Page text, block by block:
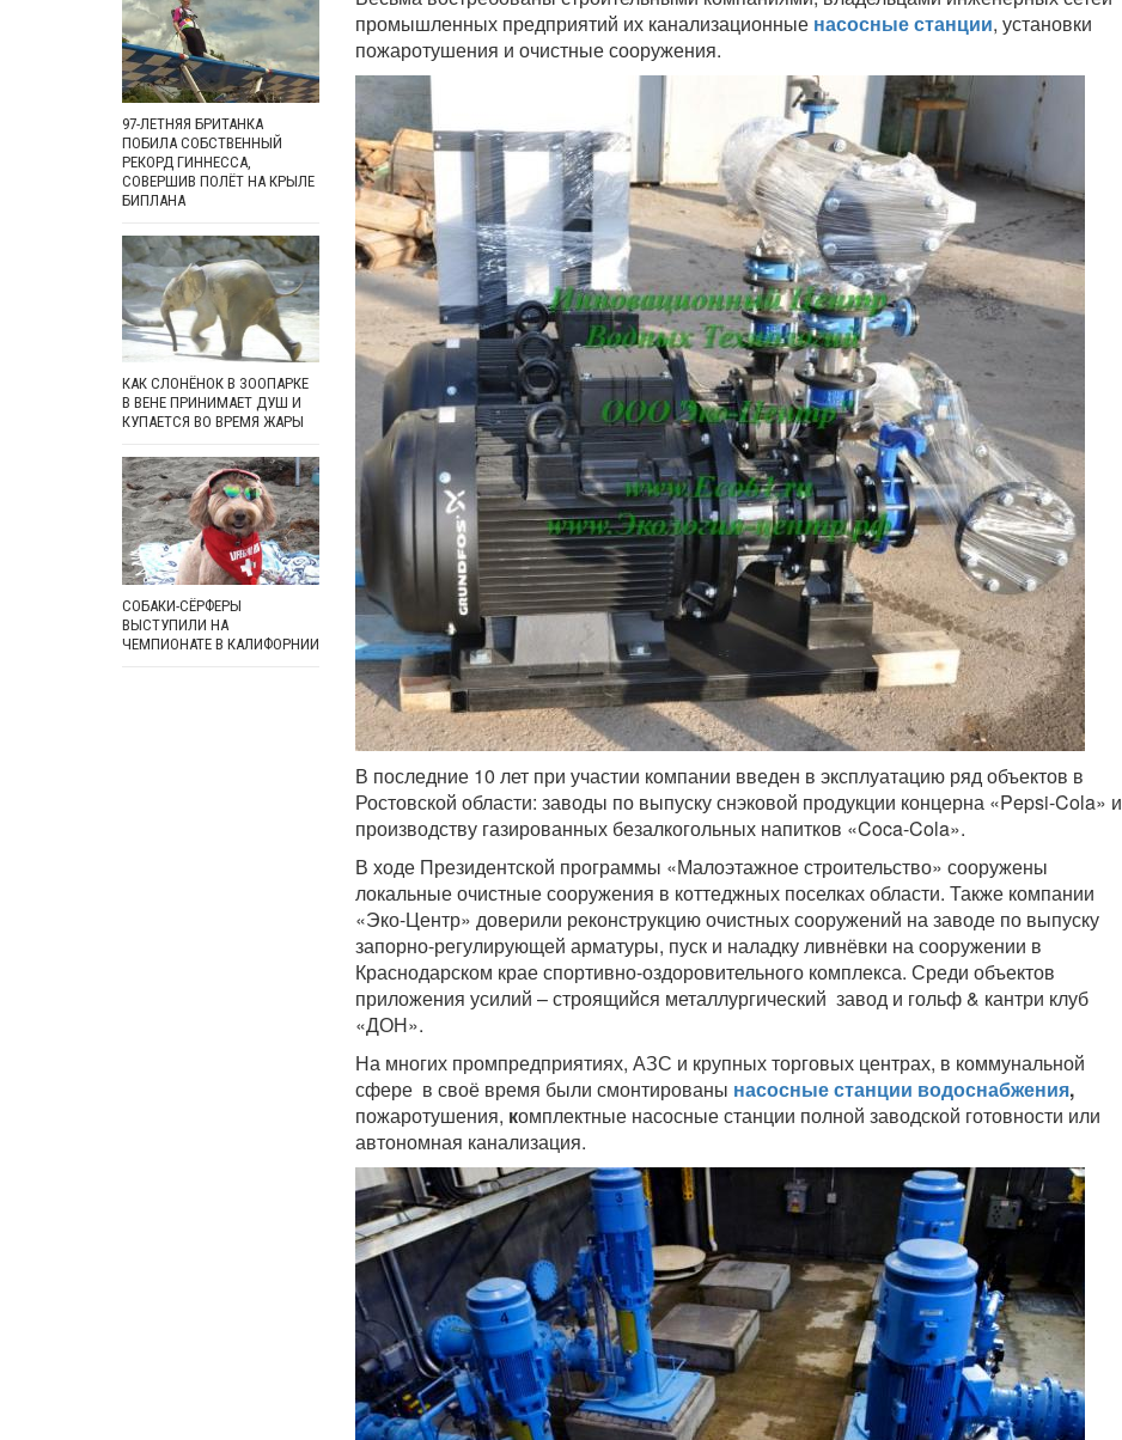
промышленных предприятий их канализационные насосные станции, установки
пожаротушения и очистные сооружения.
В последние 10 лет при участии компании введен в эксплуатацию ряд объектов в
Ростовской области: заводы по выпуску снэковой продукции концерна «Pepsi-Cola» и
производству газированных безалкогольных напитков «Coca-Cola».
В ходе Президентской программы «Малоэтажное строительство» сооружены
локальные очистные сооружения в коттеджных поселках области. Также компании
«Эко-Центр» доверили реконструкцию очистных сооружений на заводе по выпуску
запорно-регулирующей арматуры, пуск и наладку ливнёвки на сооружении в
Краснодарском крае спортивно-оздоровительного комплекса. Среди объектов
приложения усилий – строящийся металлургический завод и гольф & кантри клуб
«ДОН».
На многих промпредприятиях, АЗС и крупных торговых центрах, в коммунальной
сфере в своё время были смонтированы насосные станции водоснабжения,
пожаротушения, комплектные насосные станции полной заводской готовности или
автономная канализация.
97-ЛЕТНЯЯ БРИТАНКА
ПОБИЛА СОБСТВЕННЫЙ
РЕКОРД ГИННЕССА,
СОВЕРШИВ ПОЛЁТ НА КРЫЛЕ
БИПЛАНА
КАК СЛОНЁНОК В ЗООПАРКЕ
В ВЕНЕ ПРИНИМАЕТ ДУШ И
КУПАЕТСЯ ВО ВРЕМЯ ЖАРЫ
СОБАКИ-СЁРФЕРЫ
ВЫСТУПИЛИ НА
ЧЕМПИОНАТЕ В КАЛИФОРНИИ